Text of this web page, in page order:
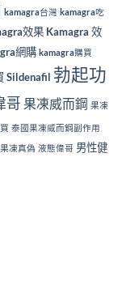
kamagra台灣 kamagra吃
效果 Kamagra 效
網購 kamagra購買
Sildenafil 勃起功
哥 果凍威而鋼 果凍
泰國果凍威而鋼副作用
凍真偽 液態偉哥 男性健